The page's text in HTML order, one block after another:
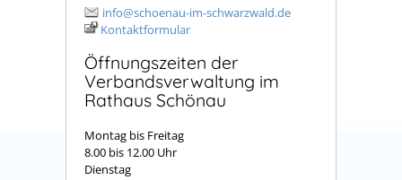
info@schoenau-im-schwarzwald.de
Kontaktformular
Öffnungszeiten der
Verbandsverwaltung im
Rathaus Schönau
Montag bis Freitag
8.00 bis 12.00 Uhr
Dienstag